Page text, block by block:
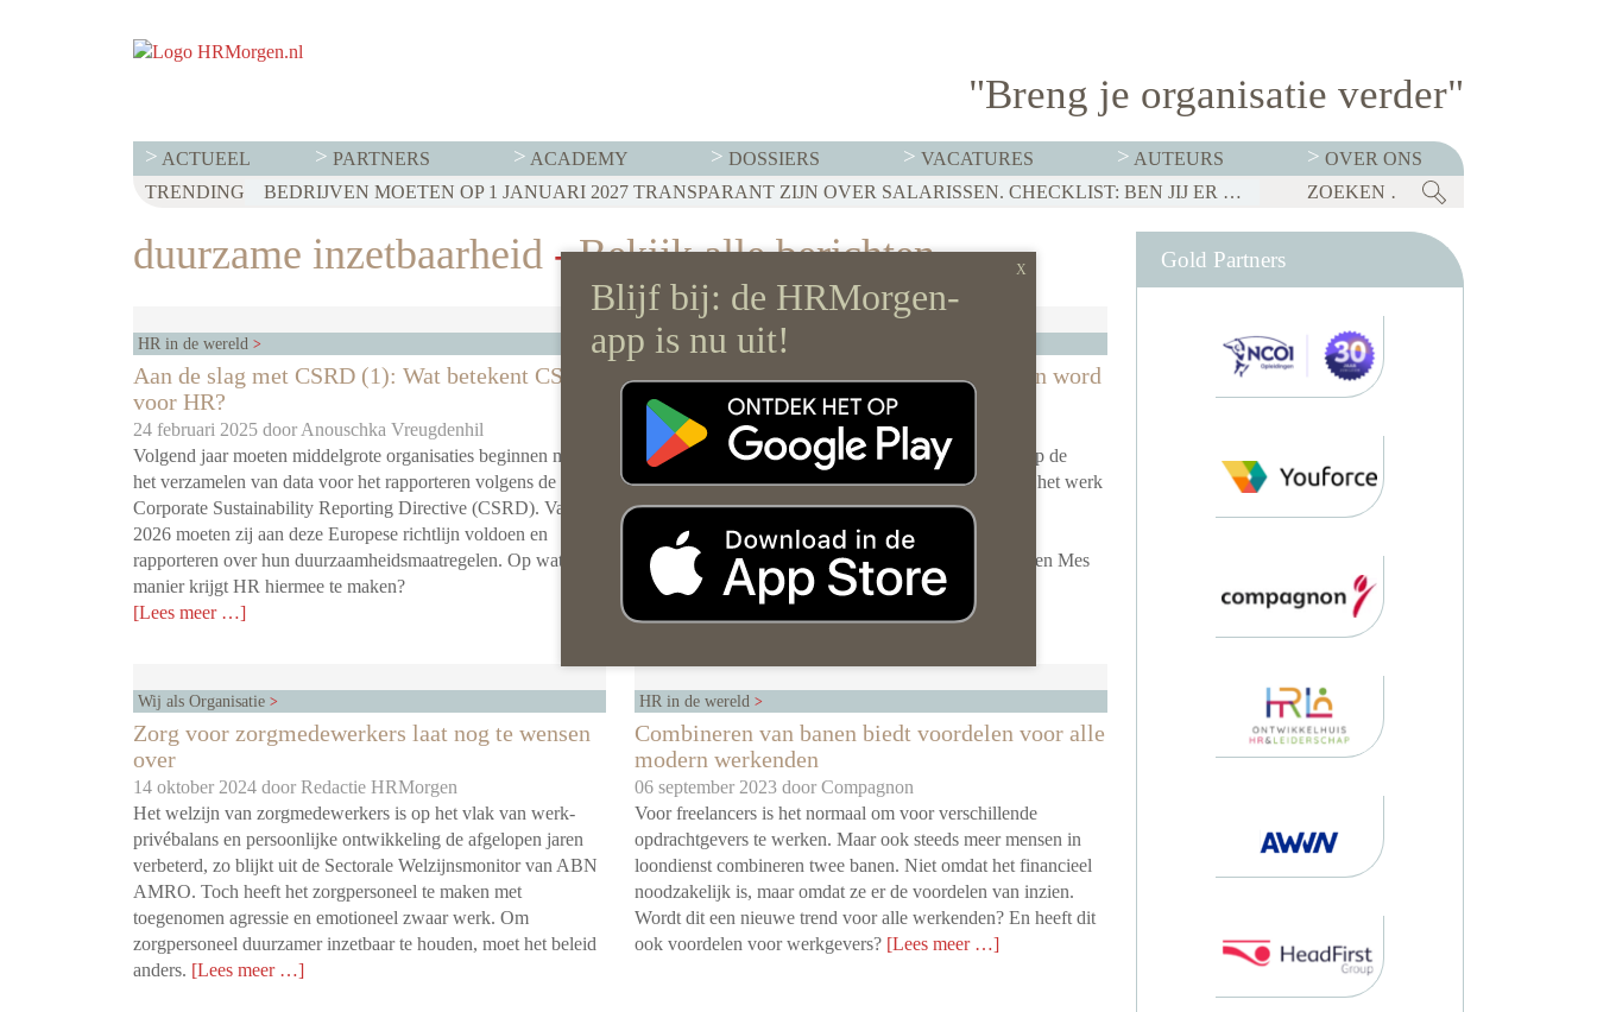
"Breng je organisatie verder"
ACTUEEL PARTNERS ACADEMY DOSSIERS VACATURES AUTEURS
OVER ONS
TRENDING
BEDRIJVEN MOETEN OP 1 JANUARI 2027 TRANSPARANT ZIJN OVER SALARISSEN. CHECKLIST: BEN JIJ ER KLAAR VOOR?
duurzame inzetbaarheid -Bekijk alle berichten
HR in de wereld
Aan de slag met CSRD (1): Wat betekent CSRD
voor HR?
24 februari 2025 door Anouschka Vreugdenhil
Volgend jaar moeten middelgrote organisaties beginnen met
het verzamelen van data voor het rapporteren volgens de
Corporate Sustainability Reporting Directive (CSRD). Vanaf
2026 moeten zij aan deze Europese richtlijn voldoen en
rapporteren over hun duurzaamheidsmaatregelen. Op wat voor
manier krijgt HR hiermee te maken?
[Lees meer …]
Wij als Organisatie
Met welke secundaire arbeidsvoorwaarden word
je een aantrekkelijke werkgever?
09 januari 2025 door
Heleen Mes
Van workations in een ander land, bedrijfsmassages op de
werkplek, personal trainer of je hond meenemen naar het werk
kijken we niet meer op. Het aanbod in secundaire
arbeidsvoorwaarden groeit. Met welke secundaire
arbeidsvoorwaarden word je volgens EX-expert Heleen Mes
een aantrekkelijke werkgever? [Lees meer …]
Wij als Organisatie
Zorg voor zorgmedewerkers laat nog te wensen
over
14 oktober 2024 door Redactie HRMorgen
Het welzijn van zorgmedewerkers is op het vlak van werk-
privébalans en persoonlijke ontwikkeling de afgelopen jaren
verbeterd, zo blijkt uit de Sectorale Welzijnsmonitor van ABN
AMRO. Toch heeft het zorgpersoneel te maken met
toegenomen agressie en emotioneel zwaar werk. Om
zorgpersoneel duurzamer inzetbaar te houden, moet het beleid
anders. [Lees meer …]
HR in de wereld
Combineren van banen biedt voordelen voor alle
modern werkenden
06 september 2023 door Compagnon
Voor freelancers is het normaal om voor verschillende
opdrachtgevers te werken. Maar ook steeds meer mensen in
loondienst combineren twee banen. Niet omdat het financieel
noodzakelijk is, maar omdat ze er de voordelen van inzien.
Wordt dit een nieuwe trend voor alle werkenden? En heeft dit
ook voordelen voor werkgevers? [Lees meer …]
Gold Partners